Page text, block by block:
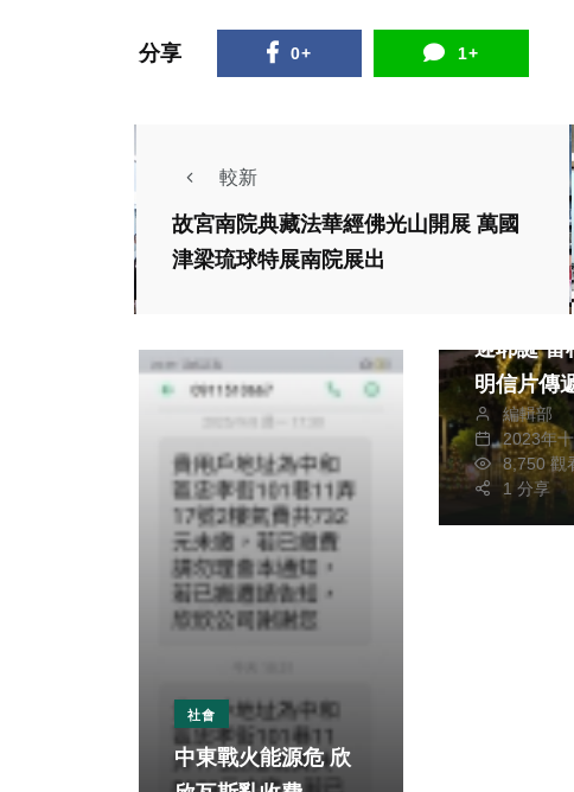
分享 0+ 1+
較新
故宮南院典藏法華經佛光山開展 萬國
津梁琉球特展南院展出
社會
中東戰火能源危 欣
熱門 政
旅
府中巨型
迎耶誕 雷根糖限定
明信片傳
編輯部
2023年
8,750 觀
1 分享